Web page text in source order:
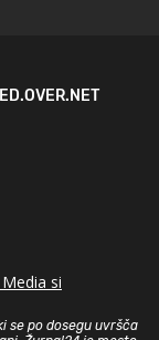
si
se po dosegu uvršča